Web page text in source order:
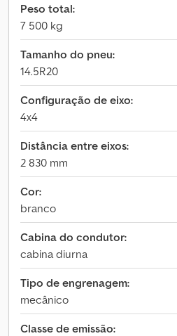
Peso total:
7 500 kg
Tamanho do pneu:
14.5R20
Configuração de eixo:
4x4
Distância entre eixos:
2 830 mm
Cor:
branco
Cabina do condutor:
cabina diurna
Tipo de engrenagem:
mecânico
Classe de emissão: